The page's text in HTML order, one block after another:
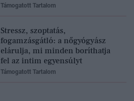
Támogatott Tartalom
Stressz, szoptatás,
fogamzásgátló: a nőgyógyász
elárulja, mi minden boríthatja
fel az intim egyensúlyt
Támogatott Tartalom